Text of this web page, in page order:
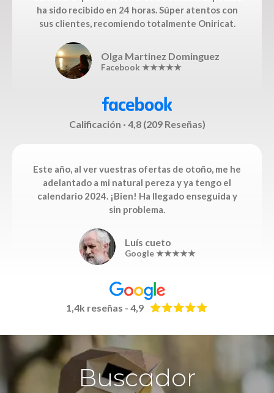
ha sido recibido en 24 horas. Súper atentos con
sus clientes, recomiendo totalmente Oniricat.
Olga Martinez Dominguez
Facebook ★★★★★
Calificación · 4,8 (209 Reseñas)
Este año, al ver vuestras ofertas de otoño, me he
adelantado a mi natural pereza y ya tengo el
calendario 2024. ¡Bien! Ha llegado enseguida y
sin problema.
Luís cueto
Google ★★★★★
1,4k reseñas - 4,9
Buscador